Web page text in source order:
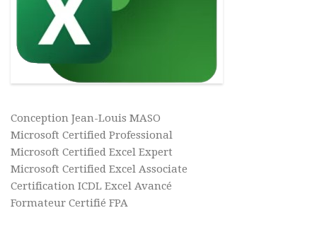
Conception Jean-Louis MASO
Microsoft Certified Professional
Microsoft Certified Excel Expert
Microsoft Certified Excel Associate
Certification ICDL Excel Avancé
Formateur Certifié FPA